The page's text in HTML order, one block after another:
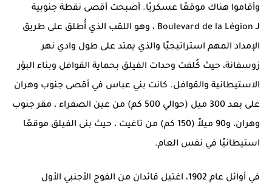
وأقاموا هناك موقعًا عسكريًا. أصبحت أقصى نقطة جنوبية
لـ Boulevard de la Légion ، وهو اللقب الذي أُطلق على طريق
الإمداد المهم استراتيجيًا والذي يمتد على طول وادي نهر
زوسفانة، حيث كُلفت وحدات الفيلق بحماية القوافل وبناء البؤر
الاستيطانية والقوافل. كانت بني عباس في أقصى جنوب وهران
على بعد 300 ميل (حوالي 500 كم) من
عين الصفراء ، مقر جنوب
وهران، و90 ميلاً (150 كم) من
تاغيت ، حيث بنى الفيلق موقعًا
استيطانيًا في نفس العام.
في أوائل عام 1902، اغتيل قائدان من الفوج الأجنبي الأول